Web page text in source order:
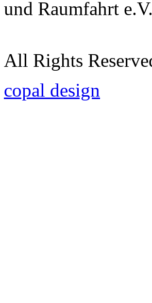
und Raumfahrt e.V.
All Rights
copal design